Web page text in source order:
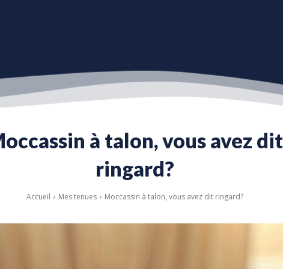
à talon, vous avez dit
ringard?
Accueil Mes tenues Moccassin à talon, vous avez dit ringard?